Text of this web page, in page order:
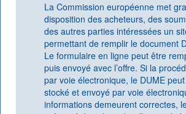
La Commission européenne met
disposition des acheteurs, des
des autres parties intéressées un
permettant de remplir le document
Le formulaire en ligne peut être
puis envoyé avec l’offre. Si la
par voie électronique, le DUME
stocké et envoyé par voie
informations demeurent correctes,